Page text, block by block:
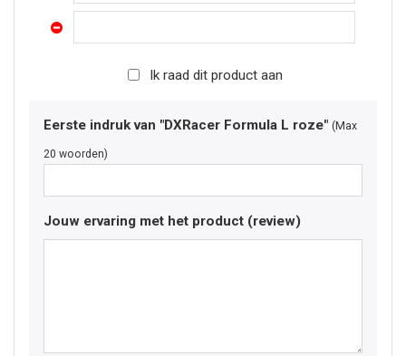
Ik raad dit product aan
Eerste indruk van "DXRacer Formula L roze" (Max
20 woorden)
Jouw ervaring met het product (review)